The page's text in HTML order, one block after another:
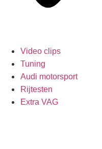
Video clips
Tuning
Audi motorsport
Rijtesten
Extra VAG